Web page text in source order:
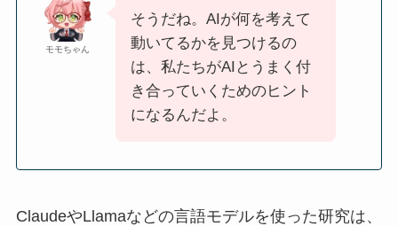
モモちゃん
そうだね。AIが何を考えて
動いてるかを見つけるの
は、私たちがAIとうまく付
き合っていくためのヒント
になるんだよ。
ClaudeやLlamaなどの言語モデルを使った研究は、